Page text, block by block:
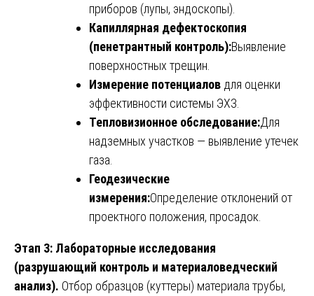
приборов (лупы, эндоскопы).
Капиллярная дефектоскопия
(пенетрантный контроль):Выявление
поверхностных трещин.
Измерение потенциалов для оценки
эффективности системы ЭХЗ.
Тепловизионное обследование:Для
надземных участков — выявление утечек
газа.
Геодезические
измерения:Определение отклонений от
проектного положения, просадок.
Этап 3: Лабораторные исследования
(разрушающий контроль и материаловедческий
анализ). Отбор образцов (куттеры) материала трубы,